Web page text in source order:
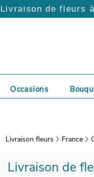
Livraison de fleurs
Occasions
Livraison fleurs France
Livraison de